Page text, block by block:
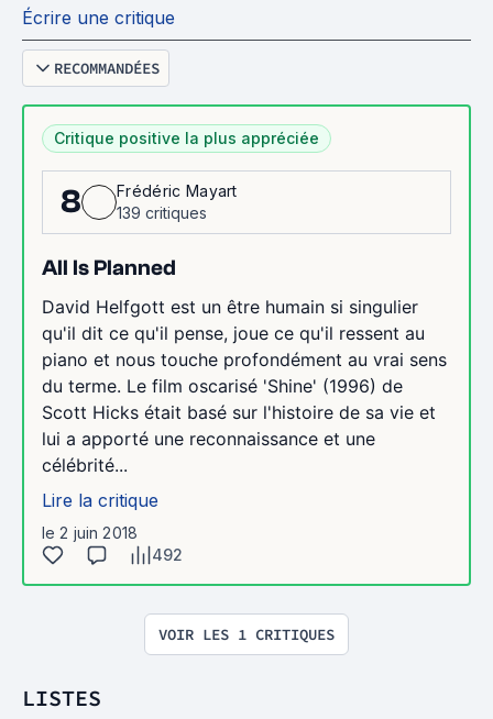
Écrire une critique
RECOMMANDÉES
Critique positive la plus appréciée
8
Frédéric Mayart
139 critiques
All Is Planned
David Helfgott est un être humain si singulier
qu'il dit ce qu'il pense, joue ce qu'il ressent au
piano et nous touche profondément au vrai sens
du terme. Le film oscarisé 'Shine' (1996) de
Scott Hicks était basé sur l'histoire de sa vie et
lui a apporté une reconnaissance et une
célébrité...
Lire la critique
le 2 juin 2018
492
VOIR LES 1 CRITIQUES
LISTES